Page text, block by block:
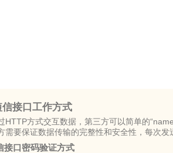
接口工作方式
HTTP方式交互数据，第三方可以简单的
需要保证数据传输的完整性和安全性，每次
接口密码验证方式